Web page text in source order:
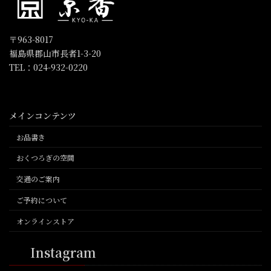
〒963-8017
福島県郡山市長者1-3-20
TEL：024-932-0220
メインコンテンツ
お品書き
おくつろぎの空間
交通のご案内
ご予約について
オンラインストア
Instagram